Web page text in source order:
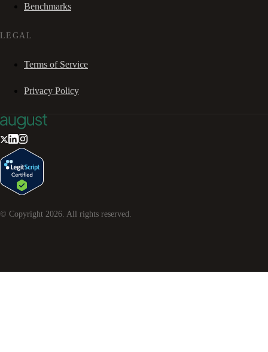
Benchmarks
LEGAL
Terms of Service
Privacy Policy
© Copyright 2026 . All rights reserved.